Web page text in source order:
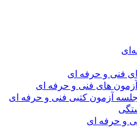
فنی و حرفه ای
های فنی و حرفه ای
آزمون کتبی فنی و حرفه ای
و حرفه ای